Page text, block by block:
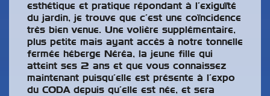
esthétique et pratique répondant à l’exiguïté
du jardin, je trouve que c’est une coïncidence
très bien venue. Une volière supplémentaire,
plus petite mais ayant accès à notre tonnelle
fermée héberge Néréa, la jeune fille qui
atteint ses 2 ans et que vous connaissez
maintenant puisqu’elle est présente à l’expo
du CODA depuis qu’elle est née, et sera